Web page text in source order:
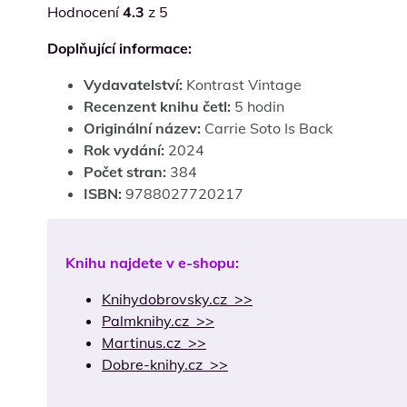
Hodnocení4.3 z 5
Doplňující informace:
Vydavatelství: Kontrast Vintage
Recenzent knihu četl: 5 hodin
Originální název: Carrie Soto Is Back
Rok vydání: 2024
Počet stran: 384
ISBN: 9788027720217
Knihu najdete v e-shopu:
Knihydobrovsky.cz >>
Palmknihy.cz >>
Martinus.cz >>
Dobre-knihy.cz >>